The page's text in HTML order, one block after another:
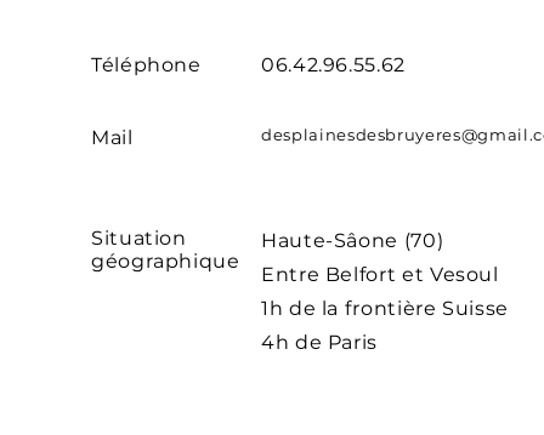
Téléphone 06.42.96.55.62
Mail
Situation
géographique
Haute-Sâone (70)
Entre Belfort et Vesoul
1h de la frontière Suisse
4h de Paris